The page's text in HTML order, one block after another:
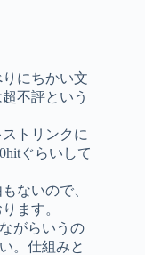
にちかい文
不評という
トリンクに
ぐらいして
ないので、
ます。
がらいうの
。仕組みと